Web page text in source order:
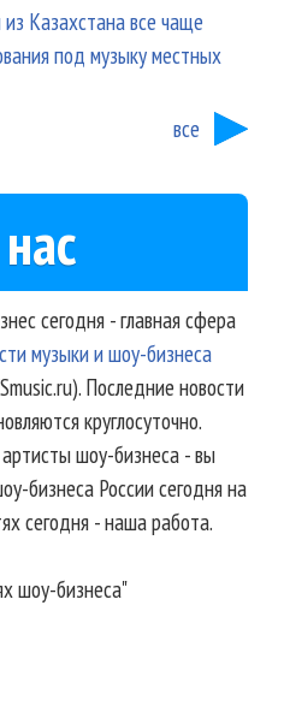
Казахстана все чаще
под музыку местных
все
сегодня - главная сфера
музыки и шоу-бизнеса
Последние новости
круглосуточно.
шоу-бизнеса - вы
бизнеса России сегодня на
сегодня - наша работа.
шоу-бизнеса"